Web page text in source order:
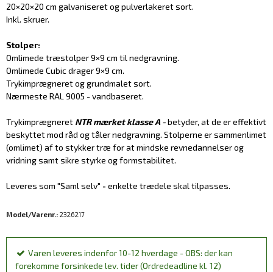
20×20×20 cm galvaniseret og pulverlakeret sort.
Inkl. skruer.
Stolper:
Omlimede træstolper 9×9 cm til nedgravning.
Omlimede Cubic drager 9×9 cm.
Trykimprægneret og grundmalet sort.
Nærmeste RAL 9005 - vandbaseret.
Trykimprægneret NTR mærket klasse A -betyder, at de er effektivt
beskyttet mod råd og tåler nedgravning. Stolperne er sammenlimet
(omlimet) af to stykker træ for at mindske revnedannelser og
vridning samt sikre styrke og formstabilitet.
Leveres som "Saml selv" - enkelte trædele skal tilpasses.
Model/Varenr.: 2326217
Varen leveres indenfor 10-12 hverdage - OBS: der kan
forekomme forsinkede lev. tider (Ordredeadline kl. 12)